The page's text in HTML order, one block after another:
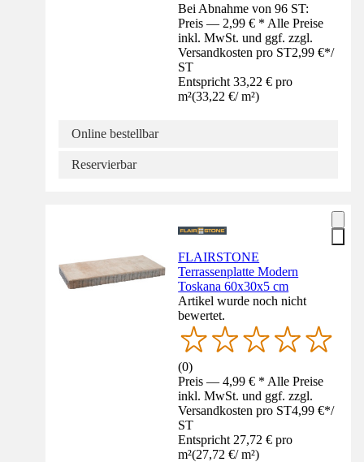
Bei Abnahme von 96 ST:
Preis — 2,99 € * Alle Preise
inkl. MwSt. und ggf. zzgl.
Versandkosten pro ST2,99 €*/
ST
Entspricht 33,22 € pro
m²(33,22 €/ m²)
Online bestellbar
Reservierbar
FLAIRSTONE
Terrassenplatte Modern
Toskana 60x30x5 cm
Artikel wurde noch nicht
bewertet.
(0)
Preis — 4,99 € * Alle Preise
inkl. MwSt. und ggf. zzgl.
Versandkosten pro ST4,99 €*/
ST
Entspricht 27,72 € pro
m²(27,72 €/ m²)